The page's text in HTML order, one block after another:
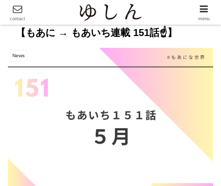
【もあに → もあいち連載 151話☝️】
News
contact menu